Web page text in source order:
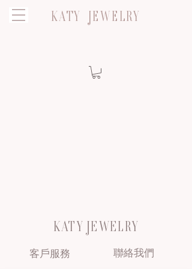
KATY JEWELRY
KATY JEWELRY
客戶服務 聯絡我們